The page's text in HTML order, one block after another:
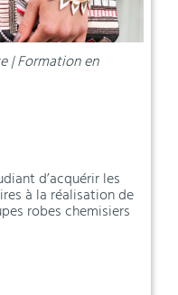
| Formation en
d’acquérir les
à la réalisation de
robes chemisiers